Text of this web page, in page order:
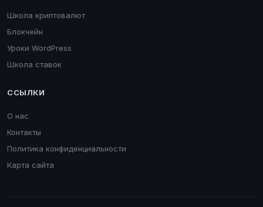
Школа криптовалют
Блокчейн
Уроки WordPress
Школа ставок
ССЫЛКИ
О нас
Контакты
Политика конфиденциальности
Карта сайта